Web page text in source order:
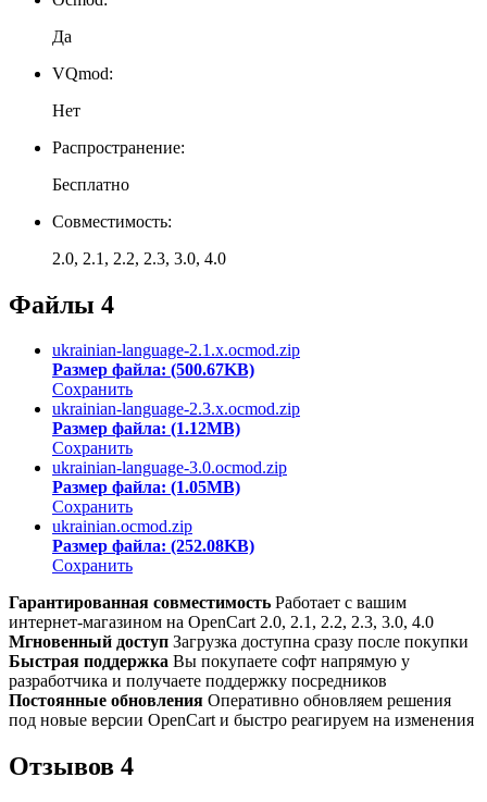
Да
VQmod:
Нет
Распространение:
Бесплатно
Совместимость:
2.0, 2.1, 2.2, 2.3, 3.0, 4.0
Файлы 4
ukrainian-language-2.1.x.ocmod.zip
Размер файла: (500.67KB)
Сохранить
ukrainian-language-2.3.x.ocmod.zip
Размер файла: (1.12MB)
Сохранить
ukrainian-language-3.0.ocmod.zip
Размер файла: (1.05MB)
Сохранить
ukrainian.ocmod.zip
Размер файла: (252.08KB)
Сохранить
Гарантированная совместимость Работает с вашим
интернет-магазином на OpenCart 2.0, 2.1, 2.2, 2.3, 3.0, 4.0
Мгновенный доступ Загрузка доступна сразу после покупки
Быстрая поддержка Вы покупаете софт напрямую у
разработчика и получаете поддержку посредников
Постоянные обновления Оперативно обновляем решения
под новые версии OpenCart и быстро реагируем на изменения
Отзывов 4